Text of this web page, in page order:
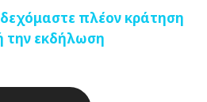
πλέον κράτηση
την εκδήλωση